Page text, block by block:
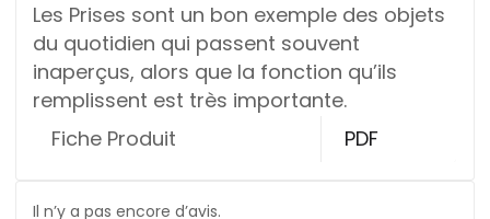
Les Prises sont un bon exemple des objets
du quotidien qui passent souvent
inaperçus, alors que la fonction qu’ils
remplissent est très importante.
Fiche Produit
PDF
Il n’y a pas encore d’avis.